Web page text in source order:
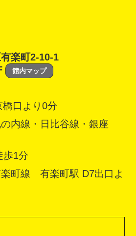
楽町2-10-1
館内マップ
口より0分
内線・日比谷線・銀座
歩1分
町線 有楽町駅 D7出口よ